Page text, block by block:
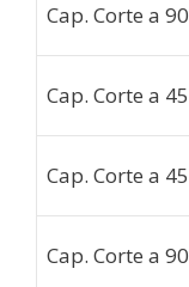
Cap. Corte a
Cap. Corte a
Cap. Corte a
Cap. Corte a